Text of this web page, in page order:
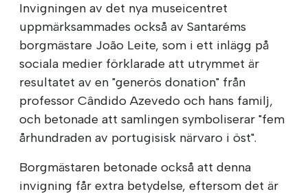
Invigningen av det nya museicentret
uppmärksammades också av Santaréms
borgmästare João Leite, som i ett inlägg på
sociala medier förklarade att utrymmet är
resultatet av en "generös donation" från
professor Cândido Azevedo och hans familj,
och betonade att samlingen symboliserar "fem
århundraden av portugisisk närvaro i öst".
Borgmästaren betonade också att denna
invigning får extra betydelse, eftersom det är